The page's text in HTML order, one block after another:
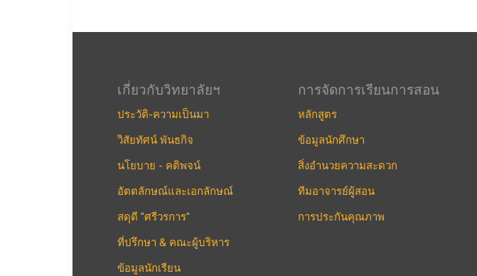
เกี่ยวกับวิทยาลัยฯ
ประวัติ-ความเป็นมา
วิสัยทัศน์ พันธกิจ
นโยบาย - คติพจน์
อัตตลักษณ์และเอกลักษณ์
สดุดี "ศรีวรการ"
ที่ปรึกษา & คณะผู้บริหาร
ข้อมูลนักเรียน
การจัดการเรียนการสอน
หลักสูตร
ข้อมูลนักศึกษา
สิ่งอำนวยความสะดวก
ทีมอาจารย์ผู้สอน
การประกันคุณภาพ